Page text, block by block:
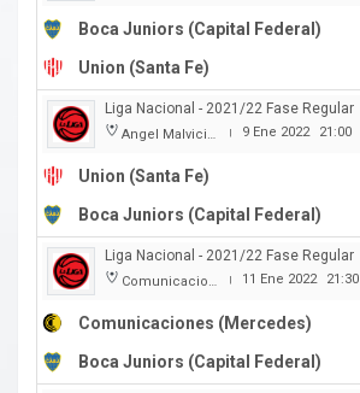
Boca Juniors (Capital Federal)
Union (Santa Fe)
Liga Nacional - 2021/22 Fase Regular
Angel Malvicino | 9 Ene 2022 21:00
Union (Santa Fe)
Boca Juniors (Capital Federal)
Liga Nacional - 2021/22 Fase Regular
Comunicaciones | 11 Ene 2022 21:30
Comunicaciones (Mercedes)
Boca Juniors (Capital Federal)